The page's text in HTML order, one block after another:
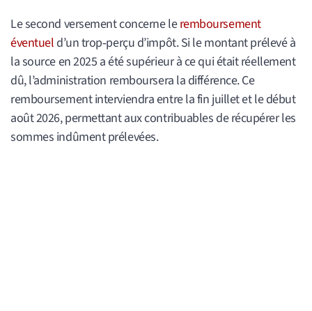
Le second versement concerne leremboursement
éventuel d’un trop‑perçu d’impôt. Si le montant prélevé à
la source en 2025 a été supérieur à ce qui était réellement
dû, l’administration remboursera la différence. Ce
remboursement interviendra entre la fin juillet et le début
août 2026, permettant aux contribuables de récupérer les
sommes indûment prélevées.